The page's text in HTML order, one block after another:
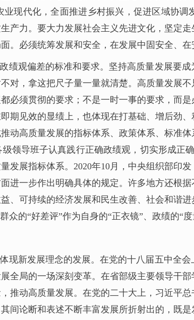
现代化，全面推进乡村振兴，促进区域协
产力。要大力发展社会主义先进文化，坚定
。必须统筹发展和安全，在发展中固安全、
绩观偏差的标准和要求。坚持高质量发展要
对，拿这把尺子量一量就清楚。高质量发展
必须贯彻的要求；不是一时一事的要求，而
期见效的显绩上，也体现在打基础、增后劲
动高质量发展的指标体系、政策体系、标准
领导班子认真践行正确政绩观，切实形成正
展指标体系。2020年10月，中央组织部印
进一步作出明确具体的规定。许多地方还根
、可持续的经济发展和民生改善、社会和谐
的“好差评”作为自身的“正衣镜”、政绩的“度
新发展理念的发展。在党的十八届五中全
全局的一场深刻变革。在省部级主要领导干
推动高质量发展。在党的二十大上，习近平
间论断和表述不断丰富发展所折射出的，既